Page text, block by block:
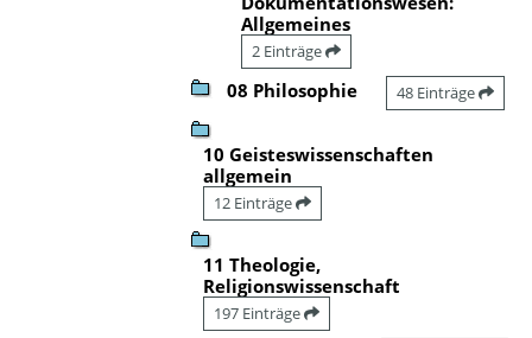
Allgemeines
2 Einträge
08 Philosophie 48 Einträge
10 Geisteswissenschaften
allgemein
12 Einträge
11 Theologie,
Religionswissenschaft
197 Einträge